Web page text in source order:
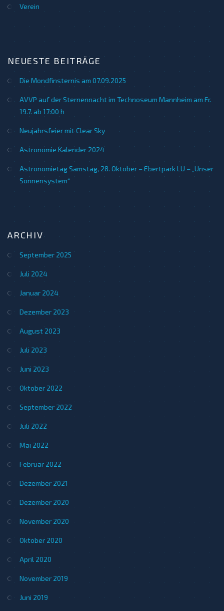
Verein
NEUESTE BEITRÄGE
Die Mondfinsternis am 07.09.2025
AVVP auf der Sternennacht im Technoseum Mannheim am Fr.
19.7. ab 17:00 h
Neujahrsfeier mit Clear Sky
Astronomie Kalender 2024
Astronomietag Samstag, 28. Oktober – Ebertpark LU – „Unser
Sonnensystem“
ARCHIV
September 2025
Juli 2024
Januar 2024
Dezember 2023
August 2023
Juli 2023
Juni 2023
Oktober 2022
September 2022
Juli 2022
Mai 2022
Februar 2022
Dezember 2021
Dezember 2020
November 2020
Oktober 2020
April 2020
November 2019
Juni 2019